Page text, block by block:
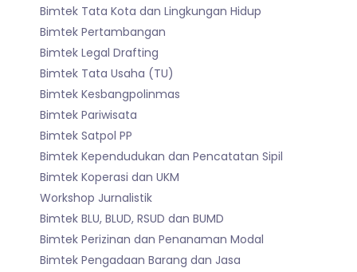
Bimtek Tata Kota dan Lingkungan Hidup
Bimtek Pertambangan
Bimtek Legal Drafting
Bimtek Tata Usaha (TU)
Bimtek Kesbangpolinmas
Bimtek Pariwisata
Bimtek Satpol PP
Bimtek Kependudukan dan Pencatatan Sipil
Bimtek Koperasi dan UKM
Workshop Jurnalistik
Bimtek BLU, BLUD, RSUD dan BUMD
Bimtek Perizinan dan Penanaman Modal
Bimtek Pengadaan Barang dan Jasa